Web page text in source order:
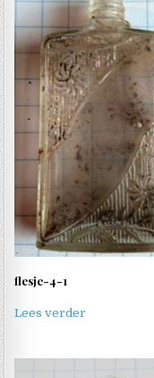
flesje-4-1
Lees verder